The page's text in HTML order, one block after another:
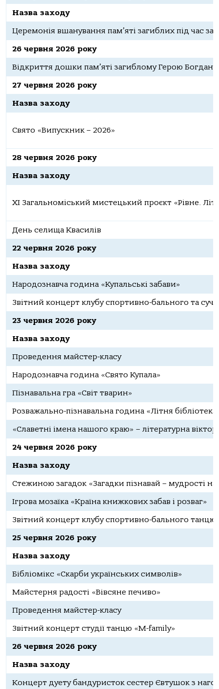
Назва заходу
Церемонія вшанування пам’яті загиблих під час
26 червня 2026 року
Відкриття дошки пам’яті загиблому Герою
27 червня 2026 року
Назва заходу
Свято «Випускник – 2026»
28 червня 2026 року
Назва заходу
ХІ Загальноміський мистецький проєкт «Рівне.
День селища Квасилів
22 червня 2026 року
Назва заходу
Народознавча година «Купальські забави»
Звітний концерт клубу спортивно-бального та
23 червня 2026 року
Назва заходу
Проведення майстер-класу
Народознавча година «Свято Купала»
Пізнавальна гра «Світ тварин»
Розважально-пізнавальна година «Літня
«Славетні імена нашого краю» – літературна
24 червня 2026 року
Назва заходу
Стежиною загадок «Загадки пізнавай – мудрості
Ігрова мозаїка «Країна книжкових забав і розваг»
Звітний концерт клубу спортивно-бального танцю
25 червня 2026 року
Назва заходу
Бібліомікс «Скарби українських символів»
Майстерня радості «Вівсяне печиво»
Проведення майстер-класу
Звітний концерт студії танцю «M-family»
26 червня 2026 року
Назва заходу
Концерт дуету бандуристок сестер Євтушок з